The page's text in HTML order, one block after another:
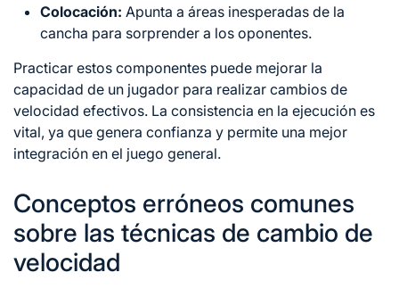
Colocación: Apunta a áreas inesperadas de la
cancha para sorprender a los oponentes.
Practicar estos componentes puede mejorar la
capacidad de un jugador para realizar cambios de
velocidad efectivos. La consistencia en la ejecución es
vital, ya que genera confianza y permite una mejor
integración en el juego general.
Conceptos erróneos comunes
sobre las técnicas de cambio de
velocidad